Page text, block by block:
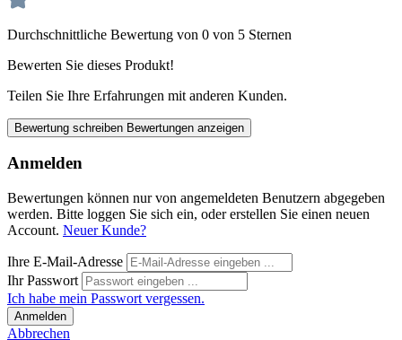
Durchschnittliche Bewertung von 0 von 5 Sternen
Bewerten Sie dieses Produkt!
Teilen Sie Ihre Erfahrungen mit anderen Kunden.
Bewertung schreiben Bewertungen anzeigen
Anmelden
Bewertungen können nur von angemeldeten Benutzern abgegeben
werden. Bitte loggen Sie sich ein, oder erstellen Sie einen neuen
Account. Neuer Kunde?
Ihre E-Mail-Adresse
Ihr Passwort
Ich habe mein Passwort vergessen.
Anmelden
Abbrechen